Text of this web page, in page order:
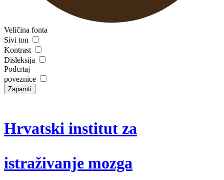
Veličina fonta
Sivi ton
Kontrast
Disleksija
Podcrtaj
poveznice
Zapamti
Hrvatski institut za
istraživanje mozga